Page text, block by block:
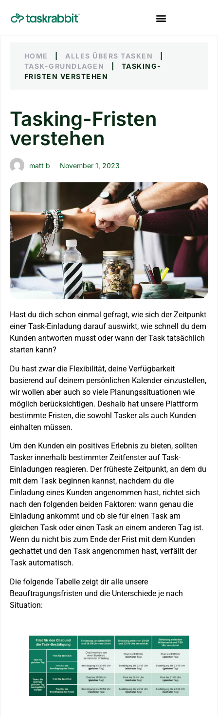
HOME ALLES ÜBERS TASKEN
TASK-GRUNDLAGEN
TASKING-
FRISTEN VERSTEHEN
Tasking-Fristen
verstehen
matt b November 1, 2023
Hast du dich schon einmal gefragt, wie sich der Zeitpunkt
einer Task-Einladung darauf auswirkt, wie schnell du dem
Kunden antworten musst oder wann der Task tatsächlich
starten kann?
Du hast zwar die Flexibilität, deine Verfügbarkeit
basierend auf deinem persönlichen Kalender einzustellen,
wir wollen aber auch so viele Planungssituationen wie
möglich berücksichtigen. Deshalb hat unsere Plattform
bestimmte Fristen, die sowohl Tasker als auch Kunden
einhalten müssen.
Um den Kunden ein positives Erlebnis zu bieten, sollten
Tasker innerhalb bestimmter Zeitfenster auf Task-
Einladungen reagieren. Der früheste Zeitpunkt, an dem du
mit dem Task beginnen kannst, nachdem du die
Einladung eines Kunden angenommen hast, richtet sich
nach den folgenden beiden Faktoren: wann genau die
Einladung ankommt und ob sie für einen Task am
gleichen Task oder einen Task an einem anderen Tag ist.
Wenn du nicht bis zum Ende der Frist mit dem Kunden
gechattet und den Task angenommen hast, verfällt der
Task automatisch.
Die folgende Tabelle zeigt dir alle unsere
Beauftragungsfristen und die Unterschiede je nach
Situation: